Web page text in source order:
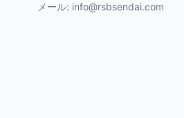
メール: info@rsbsendai.com